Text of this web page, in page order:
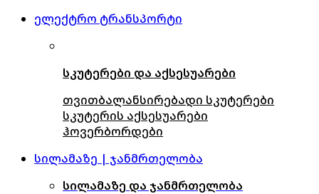
ელექტრო ტრანსპორტი
სკუტერები და აქსესუარები
თვითბალანსირებადი სკუტერები
სკუტერის აქსესუარები
ჰოვერბორდები
სილამაზე | ჯანმრთელობა
სილამაზე და ჯანმრთელობა